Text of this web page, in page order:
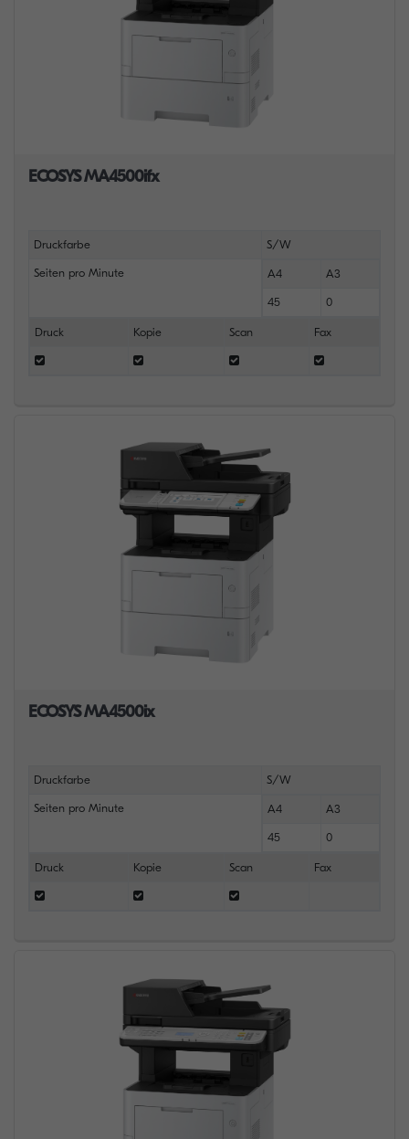
ECOSYS MA4500ifx
Druckfarbe S/W
Seiten pro Minute A4 A3
45 0
Druck Kopie Scan Fax
ECOSYS MA4500ix
Druckfarbe S/W
Seiten pro Minute A4 A3
45 0
Druck Kopie Scan Fax